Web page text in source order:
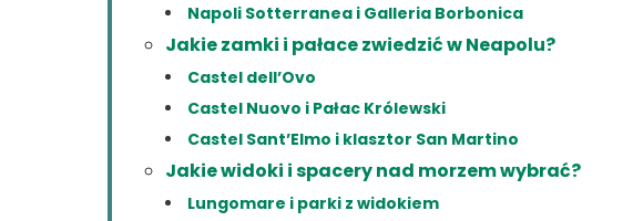
Napoli Sotterranea i Galleria Borbonica
Jakie zamki i pałace zwiedzić w Neapolu?
Castel dell’Ovo
Castel Nuovo i Pałac Królewski
Castel Sant’Elmo i klasztor San Martino
Jakie widoki i spacery nad morzem wybrać?
Lungomare i parki z widokiem